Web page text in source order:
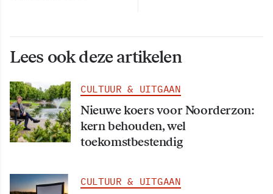
Lees ook deze artikelen
CULTUUR & UITGAAN
Nieuwe koers voor Noorderzon:
kern behouden, wel
toekomstbestendig
CULTUUR & UITGAAN